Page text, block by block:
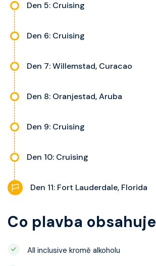
Den 5: Cruising
Den 6: Cruising
Den 7: Willemstad, Curacao
Den 8: Oranjestad, Aruba
Den 9: Cruising
Den 10: Cruising
Den 11: Fort Lauderdale, Florida
Co plavba obsahuje
All inclusive kromě alkoholu